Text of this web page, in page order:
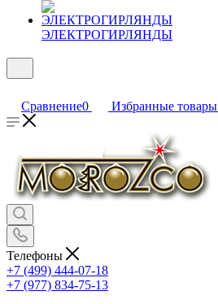
ЭЛЕКТРОГИРЛЯНДЫ
Сравнение0 Избранные товары
Телефоны
+7 (499) 444-07-18
+7 (977) 834-75-13